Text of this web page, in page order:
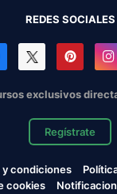
REDES SOCIALES
exclusivos
Regístrate
y condiciones
cookies